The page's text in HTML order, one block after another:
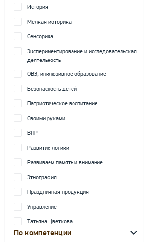
История
Мелкая моторика
Сенсорика
Экспериментирование и исследовательская
деятельность
ОВЗ, инклюзивное образование
Безопасность детей
Патриотическое воспитание
Своими руками
ВПР
Развитие логики
Развиваем память и внимание
Этнография
Праздничная продукция
Управление
Татьяна Цветкова
По компетенции